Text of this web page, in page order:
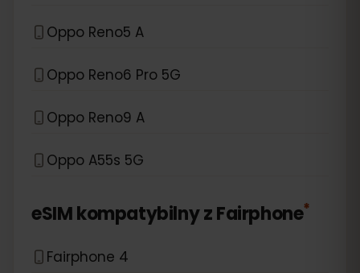
Oppo Reno5 A
Oppo Reno6 Pro 5G
Oppo Reno9 A
Oppo A55s 5G
eSIM kompatybilny zFairphone*
Fairphone 4